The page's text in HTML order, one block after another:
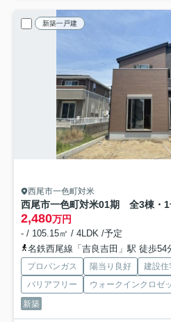
新築一戸建
西尾市一色町対米
西尾市一色町対米01期 全3棟・1
2,480万円
- / 105.15㎡ / 4LDK /予定
名鉄西尾線「吉良吉田」駅 徒歩54
プロパンガス 陽当り良好
建設住
バリアフリー
ウォークインクロゼ
新築